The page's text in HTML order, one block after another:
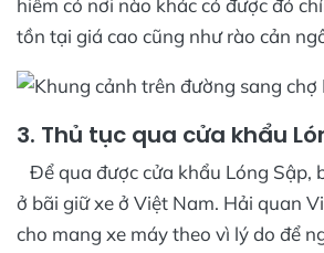
hiếm có nơi nào khác có được đó
tồn tại giá cao cũng như rào cản
3. Thủ tục qua cửa khẩu
Để qua được cửa khẩu Lóng Sập,
ở bãi giữ xe ở Việt Nam. Hải quan
cho mang xe máy theo vì lý do để